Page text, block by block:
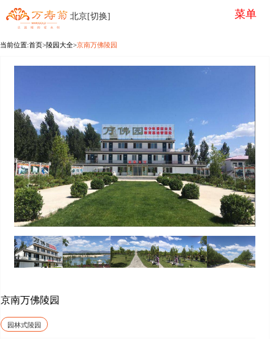
北京[切换] 菜单
当前位置:首页>陵园大全>京南万佛陵园
京南万佛陵园
园林式陵园